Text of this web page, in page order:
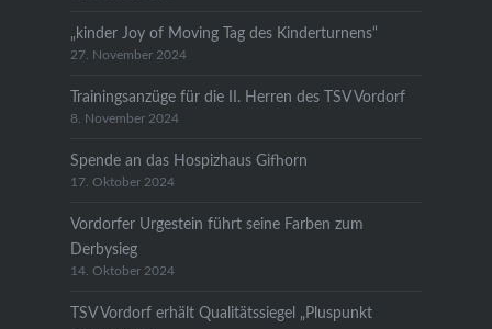
„kinder Joy of Moving Tag des Kinderturnens“
27. November 2024
Trainingsanzüge für die II. Herren des TSV Vordorf
8. November 2024
Spende an das Hospizhaus Gifhorn
17. Oktober 2024
Vordorfer Urgestein führt seine Farben zum
Derbysieg
14. Oktober 2024
TSV Vordorf erhält Qualitätssiegel „Pluspunkt